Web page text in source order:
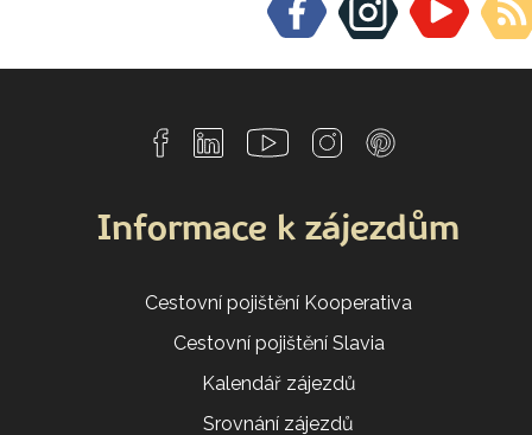
Informace k zájezdům
Cestovní pojištění Kooperativa
Cestovní pojištění Slavia
Kalendář zájezdů
Srovnání zájezdů